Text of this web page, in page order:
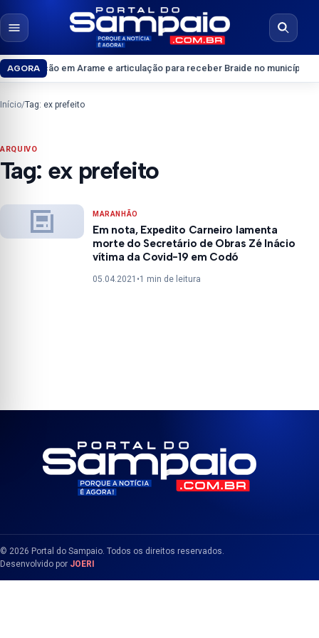
Pular para o conteúdo
Abrir menu
Abrir
AGORA
oposição em Arame e articulação para receber Braide no município
Início/Tag: ex prefeito
ARQUIVO
Tag: ex prefeito
MARANHÃO
Em nota, Expedito Carneiro lamenta
morte do Secretário de Obras Zé Inácio
vítima da Covid-19 em Codó
05.04.2021 •1 min de leitura
© 2026 Portal do Sampaio. Todos os direitos reservados.
Desenvolvido por JOERI